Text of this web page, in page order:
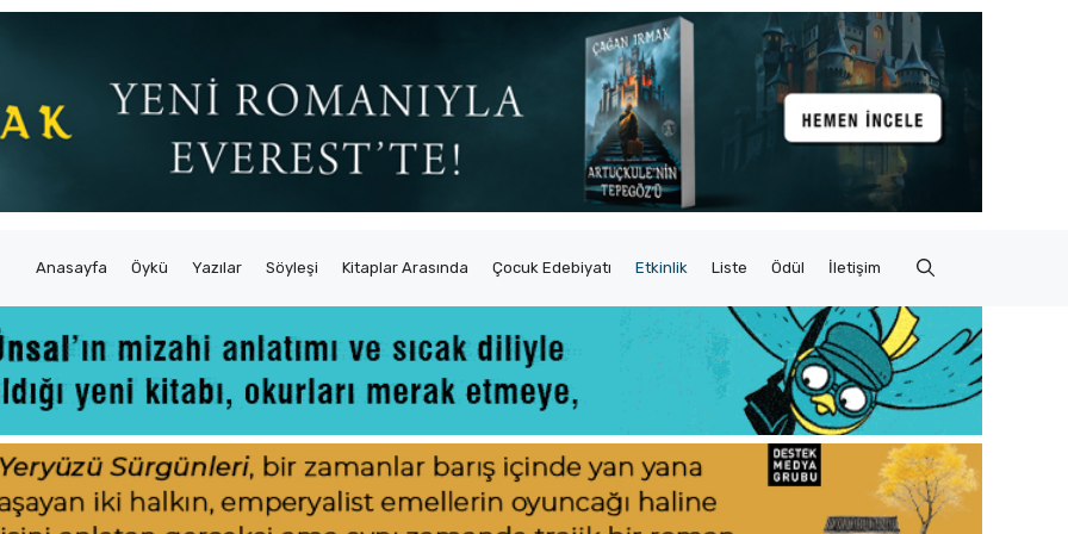
Anasayfa Öykü Yazılar Söyleşi Kitaplar Arasında Çocuk Edebiyatı Etkinlik Liste Ödül İletişim